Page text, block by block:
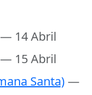
— 14 Abril
— 15 Abril
Santa)—